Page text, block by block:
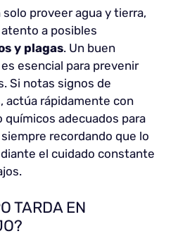
proveer agua y tierra,
a posibles
y plagas. Un buen
esencial para prevenir
Si notas signos de
actúa rápidamente con
químicos adecuados para
recordando que lo
el cuidado constante
TARDA EN